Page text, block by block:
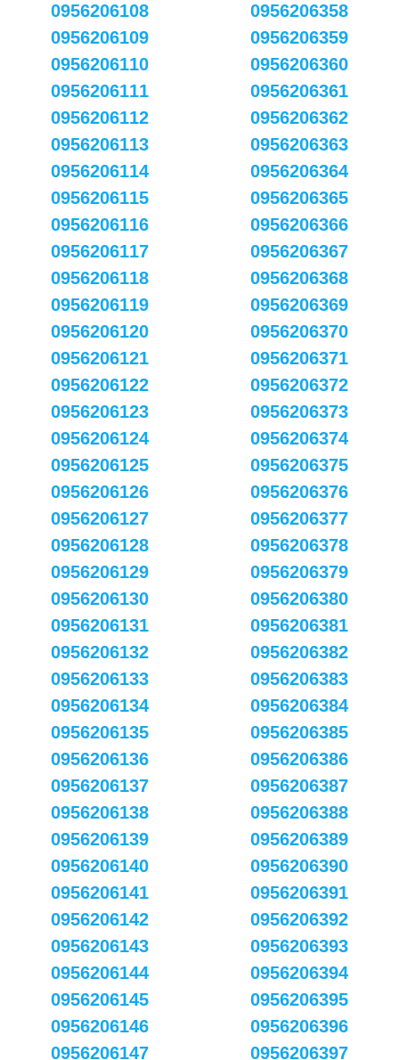
0956206108
0956206109
0956206110
0956206111
0956206112
0956206113
0956206114
0956206115
0956206116
0956206117
0956206118
0956206119
0956206120
0956206121
0956206122
0956206123
0956206124
0956206125
0956206126
0956206127
0956206128
0956206129
0956206130
0956206131
0956206132
0956206133
0956206134
0956206135
0956206136
0956206137
0956206138
0956206139
0956206140
0956206141
0956206142
0956206143
0956206144
0956206145
0956206146
0956206147
0956206358
0956206359
0956206360
0956206361
0956206362
0956206363
0956206364
0956206365
0956206366
0956206367
0956206368
0956206369
0956206370
0956206371
0956206372
0956206373
0956206374
0956206375
0956206376
0956206377
0956206378
0956206379
0956206380
0956206381
0956206382
0956206383
0956206384
0956206385
0956206386
0956206387
0956206388
0956206389
0956206390
0956206391
0956206392
0956206393
0956206394
0956206395
0956206396
0956206397